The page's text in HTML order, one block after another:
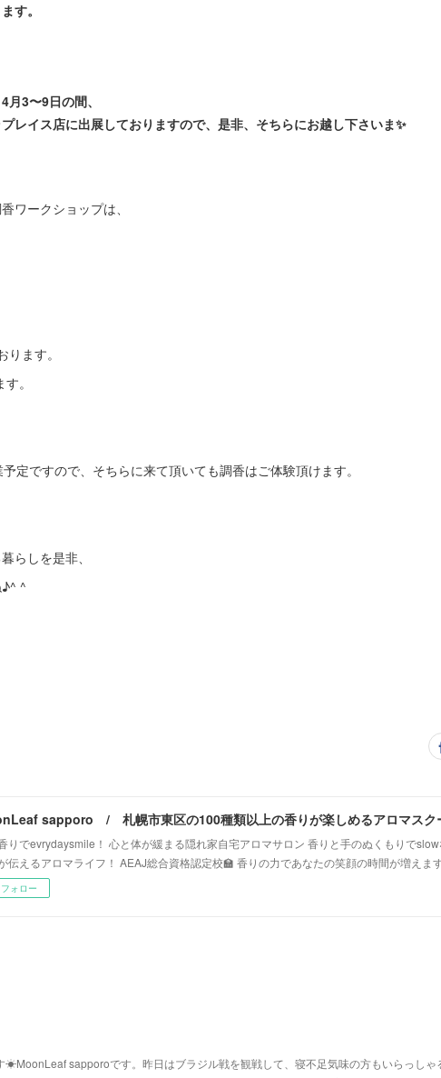
す。
3〜9日の間、
レイス店に出展しておりますので、是非、そちらにお越し下さいま✨
ワークショップは、
ます。
。
定ですので、そちらに来て頂いても調香はご体験頂けます。
らしを是非、
^
りでevrydaysmile！ 心と体が緩まる隠れ家自宅アロマサロン 香りと手のぬくもりで
伝えるアロマライフ！ AEAJ総合資格認定校🏫 香りの力であなたの笑顔の時間が増えま
フォロー
☀MoonLeaf sapporoです。昨日はブラジル戦を観戦して、寝不足気味の方もいらっしゃ